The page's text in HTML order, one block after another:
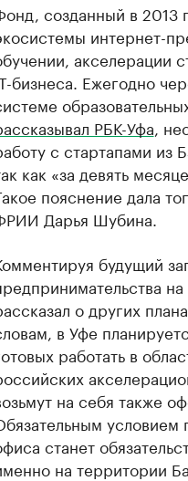
созданный в 2013
интернет-
акселерации
бизнеса. Ежегодно
РБК-Уфа ,
с стартапами из
как «за девять
пояснение дала
Дарья Шубина.
будущий
о других
в Уфе
работать в
на себя также
условием
станет
на территории